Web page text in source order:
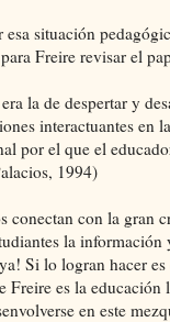
situación
Freire revisar el
la de despertar y
interactuantes
por el que el
1994)
conectan con la
la
Si lo logran hacer
Freire es la
en este